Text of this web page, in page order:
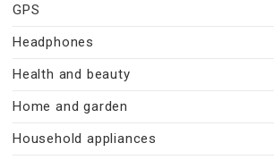
GPS
Headphones
Health and beauty
Home and garden
Household appliances